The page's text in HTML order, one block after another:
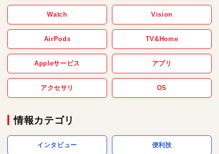
Watch Vision
AirPods TV&Home
Appleサービス アプリ
アクセサリ OS
情報カテゴリ
インタビュー 便利技